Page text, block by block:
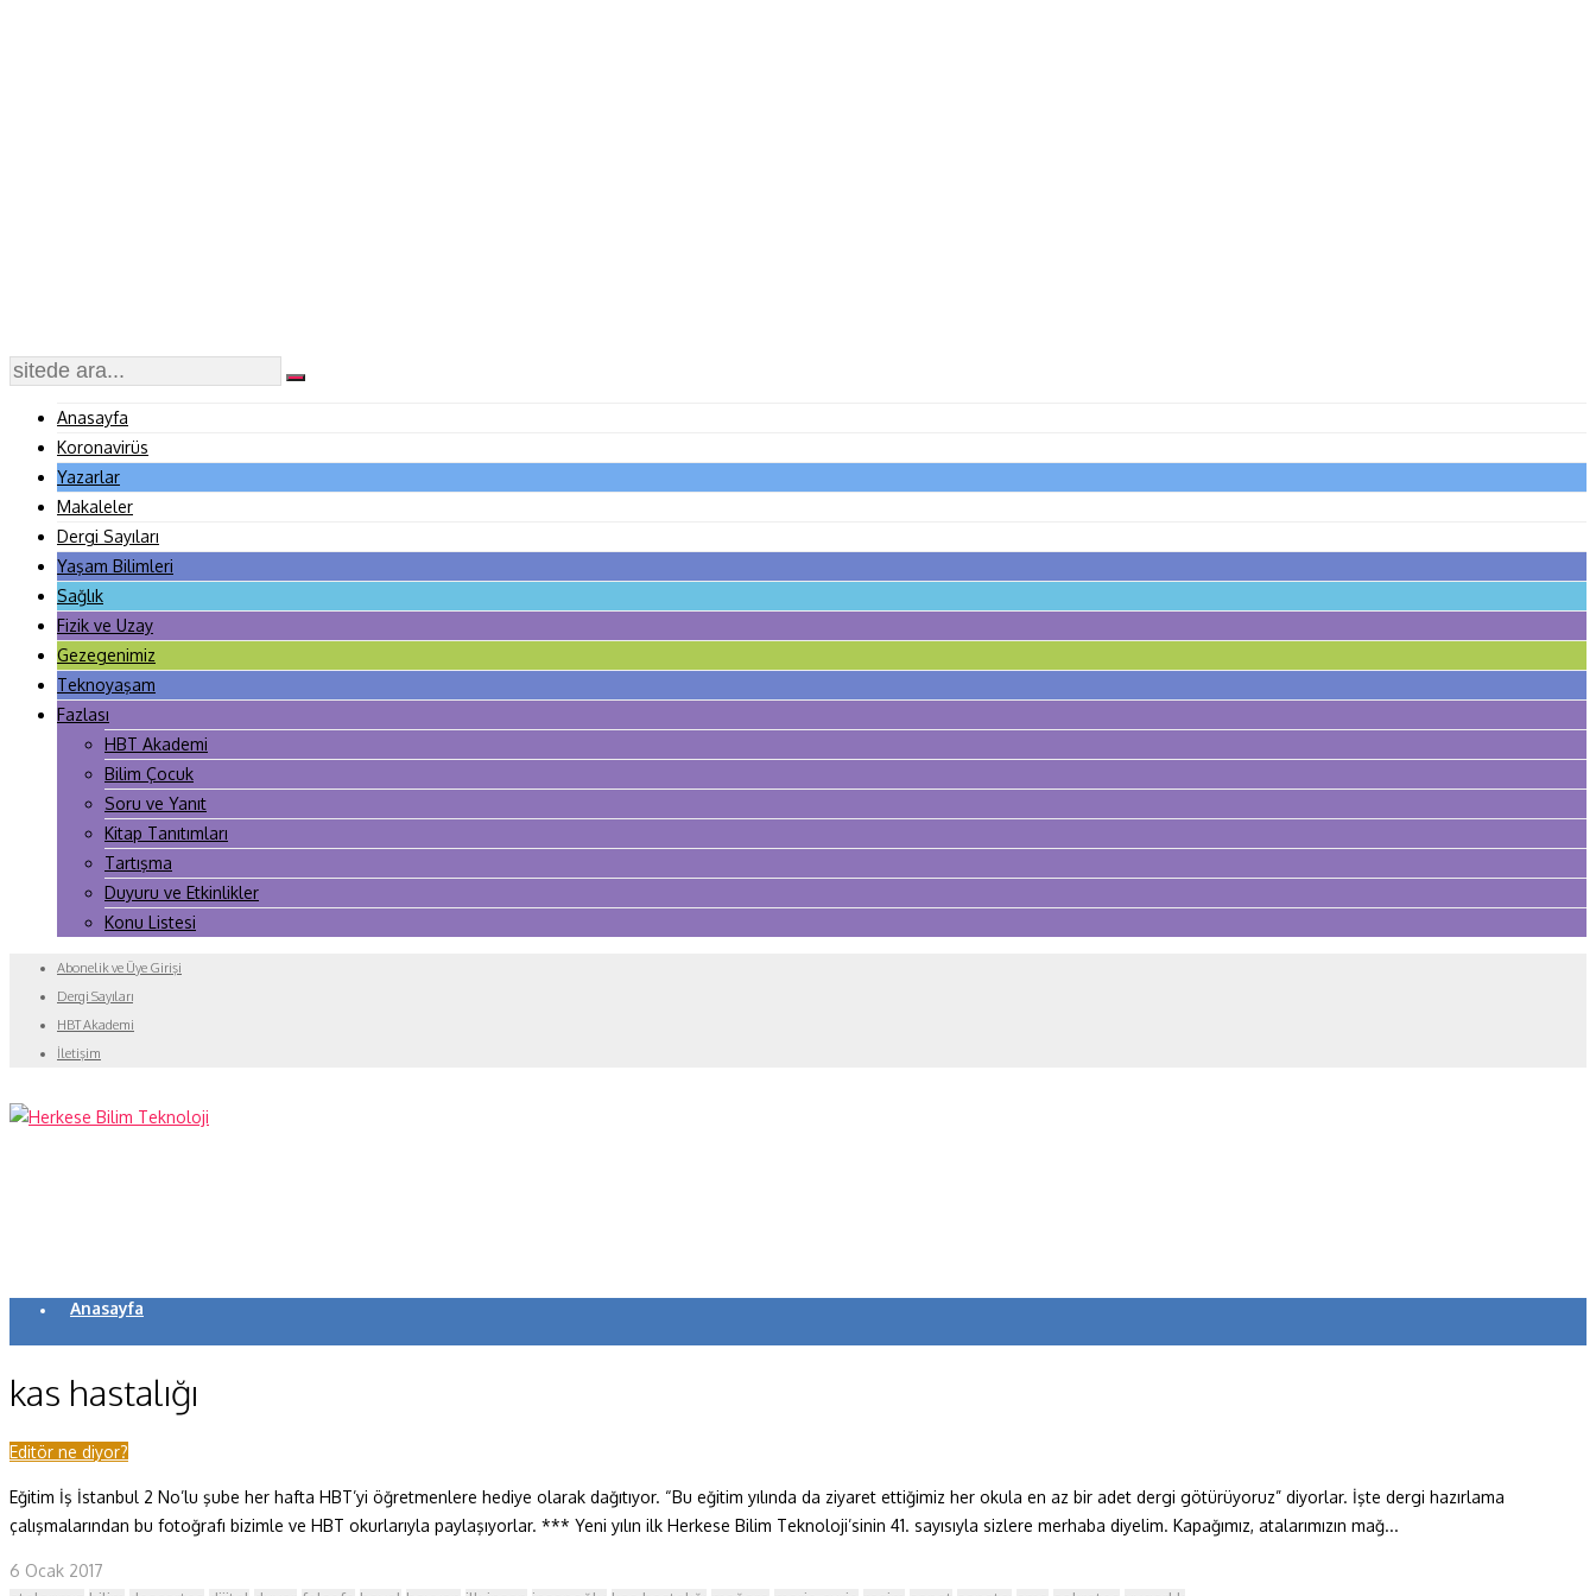
Anasayfa
Koronavirüs
Yazarlar
Makaleler
Dergi Sayıları
Yaşam Bilimleri
Sağlık
Fizik ve Uzay
Gezegenimiz
Teknoyaşam
Fazlası
HBT Akademi
Bilim Çocuk
Soru ve Yanıt
Kitap Tanıtımları
Tartışma
Duyuru ve Etkinlikler
Konu Listesi
Abonelik ve Üye Girişi
Dergi Sayıları
HBT Akademi
İletişim
Anasayfa
Yazarlar
Makaleler
Dergi Sayıları
kas hastalığı
Editör ne diyor?
Eğitim İş İstanbul 2 No’lu şube her hafta HBT’yi öğretmenlere hediye olarak dağıtıyor. “Bu eğitim yılında da ziyaret ettiğimiz her okula en az bir adet dergi götürüyoruz” diyorlar. İşte dergi hazırlama
çalışmalarından bu fotoğrafı bizimle ve HBT okurlarıyla paylaşıyorlar. *** Yeni yılın ilk Herkese Bilim Teknoloji’sinin 41. sayısıyla sizlere merhaba diyelim. Kapağımız, atalarımızın mağ...
6 Ocak 2017